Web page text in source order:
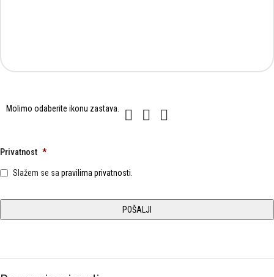
Molimo odaberite ikonu zastava. Molimo
odaberite
1 2
Privatnost *
Slažem se sapravilima privatnosti.